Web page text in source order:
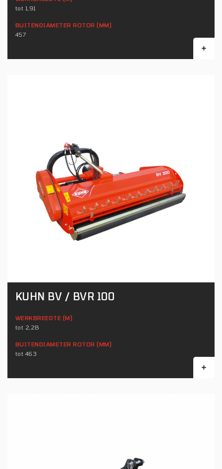
tot 1,91
BUITENDIAMETER ROTOR (MM)
457
KUHN BV / BVR 100
WERKBREEDTE (M)
tot 2,28
BUITENDIAMETER ROTOR (MM)
tot 463